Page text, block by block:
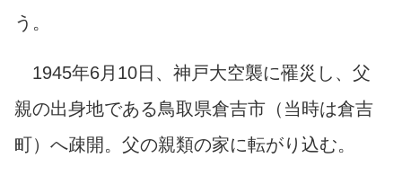
う。
1945年6月10日、神戸大空襲に罹災し、父
親の出身地である鳥取県倉吉市（当時は倉吉
町）へ疎開。父の親類の家に転がり込む。